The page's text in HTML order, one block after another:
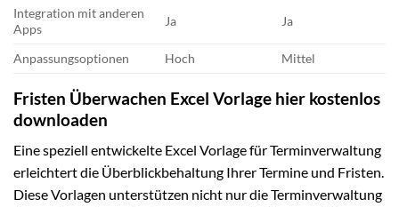
Integration mit anderen
Apps
Ja Ja
Anpassungsoptionen Hoch Mittel
Fristen Überwachen Excel Vorlage hier kostenlos
downloaden
Eine speziell entwickelte Excel Vorlage für Terminverwaltung
erleichtert die Überblickbehaltung Ihrer Termine und Fristen.
Diese Vorlagen unterstützen nicht nur die Terminverwaltung